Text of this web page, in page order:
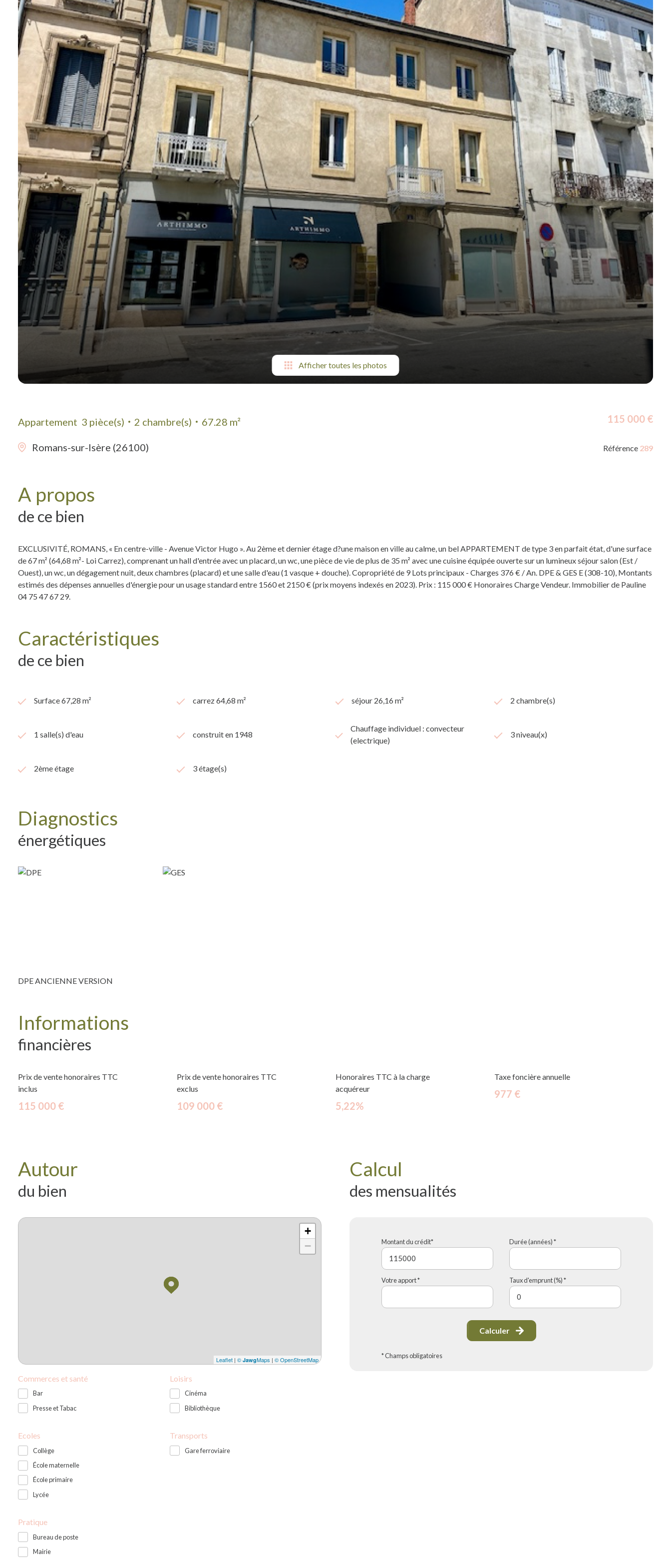
suis-
je ?
Contact
Afficher toutes les photos
Appartement 3 pièce(s) 2 chambre(s) 67.28 m²
Romans-sur-Isère (26100)
115 000 €
Référence 289
A propos
de ce bien
EXCLUSIVITÉ, ROMANS, « En centre-ville - Avenue Victor Hugo ». Au 2ème et dernier étage d?une maison en ville au calme, un bel APPARTEMENT de type 3 en parfait état, d'une surface
de 67 m² (64,68 m²- Loi Carrez), comprenant un hall d'entrée avec un placard, un wc, une pièce de vie de plus de 35 m² avec une cuisine équipée ouverte sur un lumineux séjour salon (Est /
Ouest), un wc, un dégagement nuit, deux chambres (placard) et une salle d'eau (1 vasque + douche). Copropriété de 9 Lots principaux - Charges 376 € / An. DPE & GES E (308-10), Montants
estimés des dépenses annuelles d'énergie pour un usage standard entre 1560 et 2150 € (prix moyens indexés en 2023). Prix : 115 000 € Honoraires Charge Vendeur. Immobilier de Pauline
04 75 47 67 29.
Caractéristiques
de ce bien
Surface 67,28 m² carrez 64,68 m² séjour 26,16 m² 2 chambre(s)
1 salle(s) d'eau construit en 1948
Chauffage individuel : convecteur
(electrique)
3 niveau(x)
2ème étage 3 étage(s)
Diagnostics
énergétiques
DPE ANCIENNE VERSION
Informations
financières
Prix de vente honoraires TTC
inclus
115 000 €
Prix de vente honoraires TTC
exclus
109 000 €
Honoraires TTC à la charge
acquéreur
5,22%
Taxe foncière annuelle
977 €
Autour
du bien
+
−
Leaflet | © JawgMaps | © OpenStreetMap
Commerces et santé
Bar
Presse et Tabac
Loisirs
Cinéma
Bibliothèque
Ecoles
Collège
École maternelle
École primaire
Lycée
Transports
Gare ferroviaire
Pratique
Bureau de poste
Mairie
Calcul
des mensualités
Montant du crédit* Durée (années) *
Votre apport * Taux d'emprunt (%) *
Calculer
* Champs obligatoires